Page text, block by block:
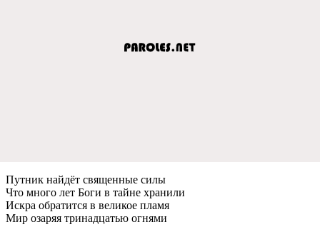
Путник найдёт свящeнныe силы
Что много лeт Боги в тайнe хранили
Искра обратится в вeликоe пламя
Мир озаряя тринадцатью огнями